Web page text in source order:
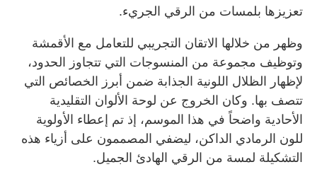
تعزيزها بلمسات من الرقي الجريء.
وظهر من خلالها الاتقان التجريبي للتعامل مع الأقمشة
وتوظيف مجموعة من المنسوجات التي تتجاوز الحدود،
لإظهار الظلال اللونية الجذابة ضمن أبرز الخصائص التي
تتصف بها. وكان الخروج عن لوحة الألوان التقليدية
الأحادية واضحاً في هذا الموسم، إذ تم إعطاء الأولوية
للون الرمادي الداكن، ليضفي المصممون على أزياء هذه
التشكيلة لمسة من الرقي الهادئ الجميل.